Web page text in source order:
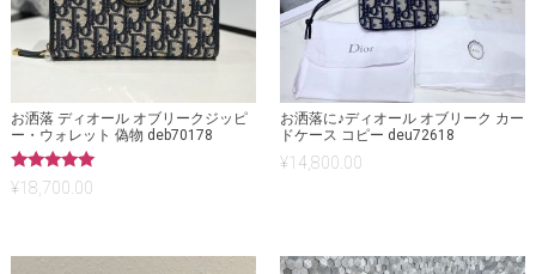
お洒落 ディオール オブリークジッピ
ー・ウォレット 偽物 deb70178
5段階中
5.00
¥18,700.00
お洒落に♪ディオール オブリーク カー
ドケース コピー deu72618
¥14,800.00